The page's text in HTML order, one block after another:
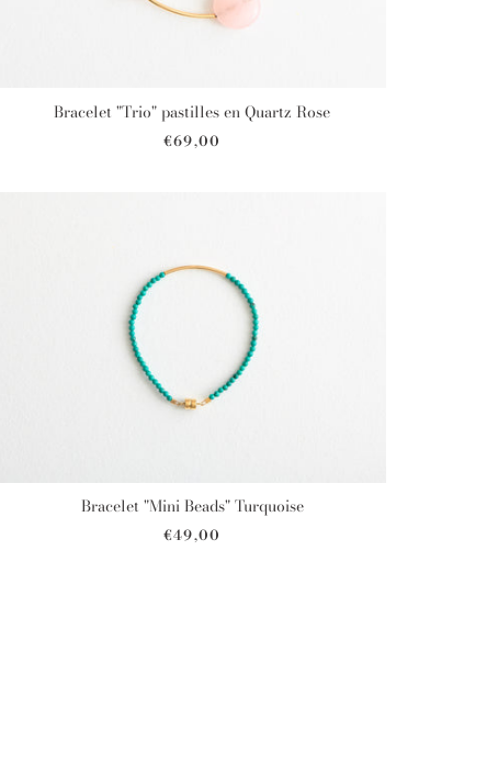
Bracelet "Trio" pastilles en Quartz Rose
€69,00
Bracelet "Mini Beads" Turquoise
€49,00